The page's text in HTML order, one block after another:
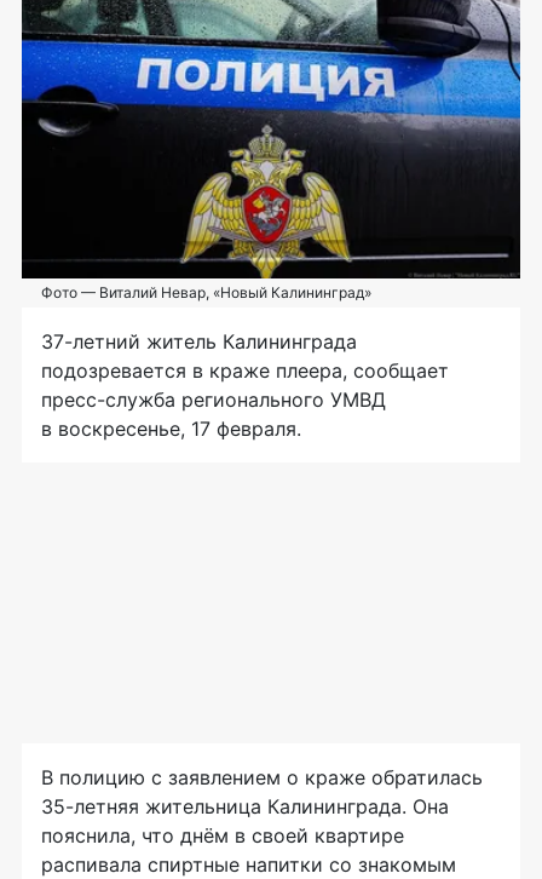
Фото — Виталий Невар, «Новый Калининград»
37-летний житель Калининграда
подозревается в краже плеера, сообщает
пресс-служба регионального УМВД
в воскресенье, 17 февраля.
В полицию с заявлением о краже обратилась
35-летняя жительница Калининграда. Она
пояснила, что днём в своей квартире
распивала спиртные напитки со знакомым